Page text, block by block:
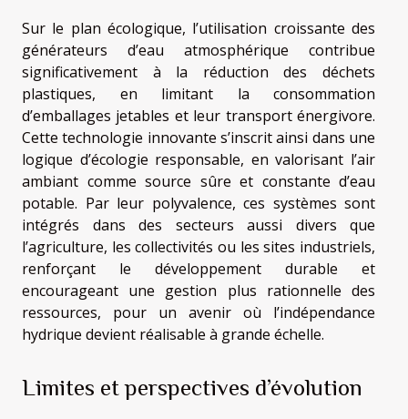
Sur le plan écologique, l’utilisation croissante des
générateurs d’eau atmosphérique contribue
significativement à la réduction des déchets
plastiques, en limitant la consommation
d’emballages jetables et leur transport énergivore.
Cette technologie innovante s’inscrit ainsi dans une
logique d’écologie responsable, en valorisant l’air
ambiant comme source sûre et constante d’eau
potable. Par leur polyvalence, ces systèmes sont
intégrés dans des secteurs aussi divers que
l’agriculture, les collectivités ou les sites industriels,
renforçant le développement durable et
encourageant une gestion plus rationnelle des
ressources, pour un avenir où l’indépendance
hydrique devient réalisable à grande échelle.
Limites et perspectives d’évolution